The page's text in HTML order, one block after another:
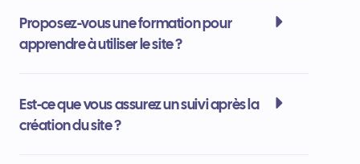
Proposez-vous une formation pour
apprendre à utiliser le site ?
Est-ce que vous assurez un suivi après la
création du site ?